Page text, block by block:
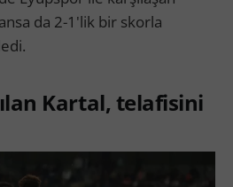
da 2-1'lik bir skorla
Kartal, telafisini